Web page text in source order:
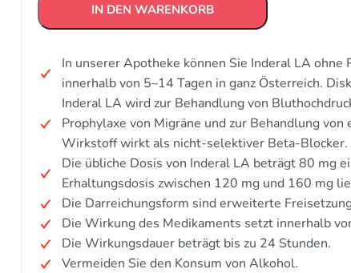
IN DEN WARENKORB
In unserer Apotheke können Sie Inderal LA ohne
innerhalb von 5–14 Tagen in ganz Österreich.
Inderal LA wird zur Behandlung von
Prophylaxe von Migräne und zur Behandlung
Wirkstoff wirkt als nicht-selektiver Beta-Blocker.
Die übliche Dosis von Inderal LA beträgt 80 mg
Erhaltungsdosis zwischen 120 mg und 160 mg
Die Darreichungsform sind erweiterte
Die Wirkung des Medikaments setzt innerhalb
Die Wirkungsdauer beträgt bis zu 24 Stunden.
Vermeiden Sie den Konsum von Alkohol.